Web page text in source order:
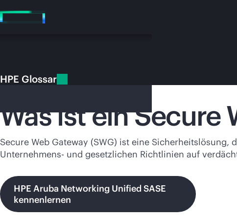
Hauptinhalt
wechseln
Besuchen
HPE Glossar
Was ist ein Secure
Secure Web Gateway (SWG) ist eine
Unternehmens- und gesetzlichen Richtlinien auf
HPE Aruba Networking Unified SASE
kennenlernen